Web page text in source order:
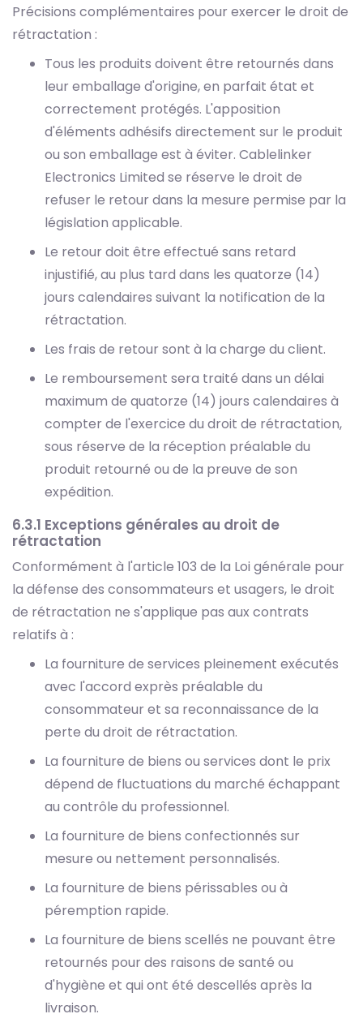
Précisions complémentaires pour exercer le droit de
rétractation :
Tous les produits doivent être retournés dans
leur emballage d'origine, en parfait état et
correctement protégés. L'apposition
d'éléments adhésifs directement sur le produit
ou son emballage est à éviter. Cablelinker
Electronics Limited se réserve le droit de
refuser le retour dans la mesure permise par la
législation applicable.
Le retour doit être effectué sans retard
injustifié, au plus tard dans les quatorze (14)
jours calendaires suivant la notification de la
rétractation.
Les frais de retour sont à la charge du client.
Le remboursement sera traité dans un délai
maximum de quatorze (14) jours calendaires à
compter de l'exercice du droit de rétractation,
sous réserve de la réception préalable du
produit retourné ou de la preuve de son
expédition.
6.3.1 Exceptions générales au droit de
rétractation
Conformément à l'article 103 de la Loi générale pour
la défense des consommateurs et usagers, le droit
de rétractation ne s'applique pas aux contrats
relatifs à :
La fourniture de services pleinement exécutés
avec l'accord exprès préalable du
consommateur et sa reconnaissance de la
perte du droit de rétractation.
La fourniture de biens ou services dont le prix
dépend de fluctuations du marché échappant
au contrôle du professionnel.
La fourniture de biens confectionnés sur
mesure ou nettement personnalisés.
La fourniture de biens périssables ou à
péremption rapide.
La fourniture de biens scellés ne pouvant être
retournés pour des raisons de santé ou
d'hygiène et qui ont été descellés après la
livraison.